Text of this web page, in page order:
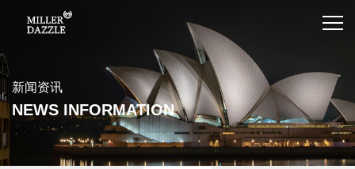
新闻资讯
NEWS INFORMATION